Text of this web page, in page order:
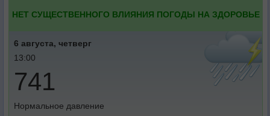
НЕТ СУЩЕСТВЕННОГО ВЛИЯНИЯ ПОГОДЫ НА ЗДОРОВЬЕ
6 августа, четверг
13:00
741
Нормальное давление